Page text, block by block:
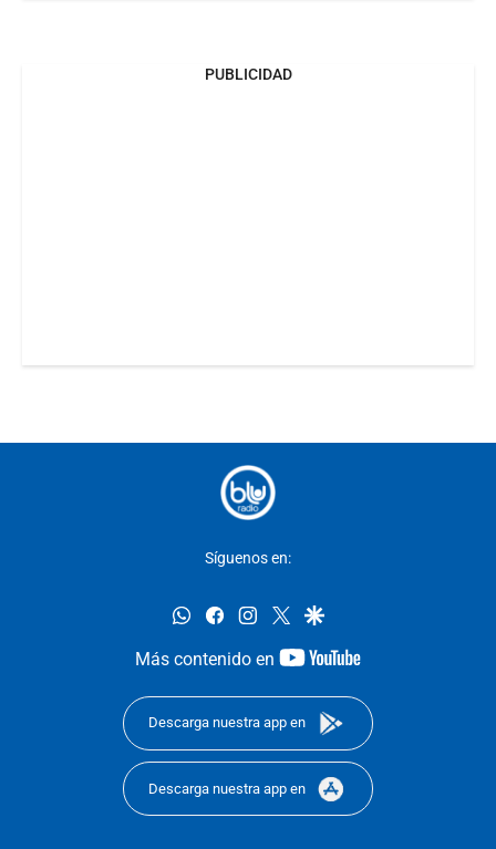
PUBLICIDAD
Síguenos en:
whatsappfacebookinstagram
twittergoogle
Más contenido en
youtube-
Descarga nuestra app en
Descarga nuestra app en